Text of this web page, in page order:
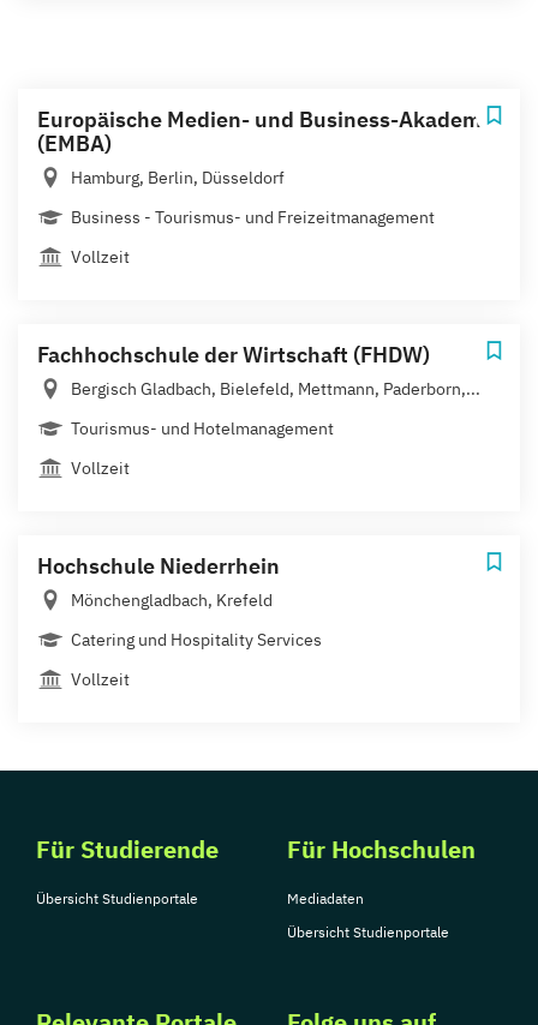
Europäische Medien- und Business-Akademie
(EMBA)
Hamburg, Berlin, Düsseldorf
Business - Tourismus- und Freizeitmanagement
Vollzeit
Fachhochschule der Wirtschaft (FHDW)
Bergisch Gladbach, Bielefeld, Mettmann, Paderborn,...
Tourismus- und Hotelmanagement
Vollzeit
Hochschule Niederrhein
Mönchengladbach, Krefeld
Catering und Hospitality Services
Vollzeit
Für Studierende
Übersicht Studienportale
Für Hochschulen
Mediadaten
Übersicht Studienportale